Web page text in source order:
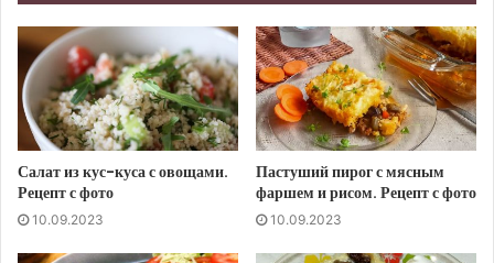
Салат из кус-куса с овощами.
Рецепт с фото
10.09.2023
Пастуший пирог с мясным
фаршем и рисом. Рецепт с фото
10.09.2023